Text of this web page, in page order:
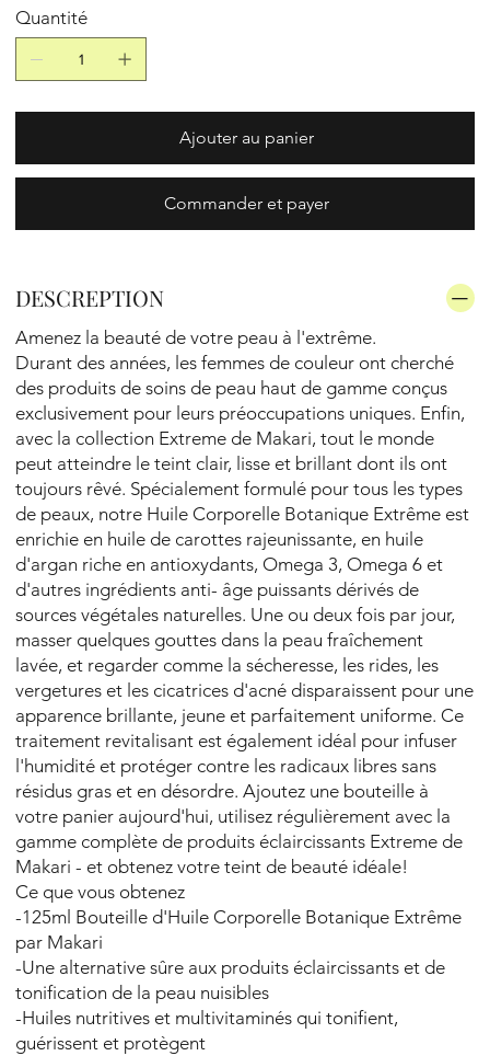
Quantité
Ajouter au panier
Commander et payer
DESCREPTION
Amenez la beauté de votre peau à l'extrême.
Durant des années, les femmes de couleur ont cherché
des produits de soins de peau haut de gamme conçus
exclusivement pour leurs préoccupations uniques. Enfin,
avec la collection Extreme de Makari, tout le monde
peut atteindre le teint clair, lisse et brillant dont ils ont
toujours rêvé. Spécialement formulé pour tous les types
de peaux, notre Huile Corporelle Botanique Extrême est
enrichie en huile de carottes rajeunissante, en huile
d'argan riche en antioxydants, Omega 3, Omega 6 et
d'autres ingrédients anti- âge puissants dérivés de
sources végétales naturelles. Une ou deux fois par jour,
masser quelques gouttes dans la peau fraîchement
lavée, et regarder comme la sécheresse, les rides, les
vergetures et les cicatrices d'acné disparaissent pour une
apparence brillante, jeune et parfaitement uniforme. Ce
traitement revitalisant est également idéal pour infuser
l'humidité et protéger contre les radicaux libres sans
résidus gras et en désordre. Ajoutez une bouteille à
votre panier aujourd'hui, utilisez régulièrement avec la
gamme complète de produits éclaircissants Extreme de
Makari - et obtenez votre teint de beauté idéale!
Ce que vous obtenez
-125ml Bouteille d'Huile Corporelle Botanique Extrême
par Makari
-Une alternative sûre aux produits éclaircissants et de
tonification de la peau nuisibles
-Huiles nutritives et multivitaminés qui tonifient,
guérissent et protègent